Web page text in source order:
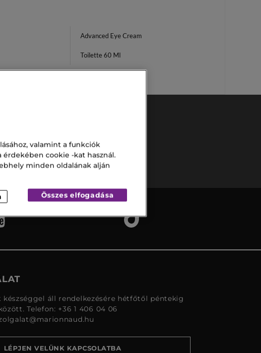
Advanced Eye Cream
Toilette 60 Ml
Biztonságos
fizetés
készséggel áll rendelkezésére hétfőtől péntekig
Telefon: +36 1 406 04 06
LÉPJEN VELÜNK KAPCSOLATBA
valamint a funkciók
érdekében cookie -kat használ.
minden oldalának alján
Összes elfogadása